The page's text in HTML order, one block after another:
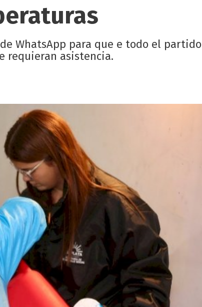
WhatsApp para que e todo el partido
requieran asistencia.